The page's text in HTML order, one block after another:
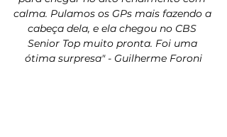
calma. Pulamos os GPs mais fazendo a
cabeça dela, e ela chegou no CBS
Senior Top muito pronta. Foi uma
ótima surpresa" - Guilherme Foroni